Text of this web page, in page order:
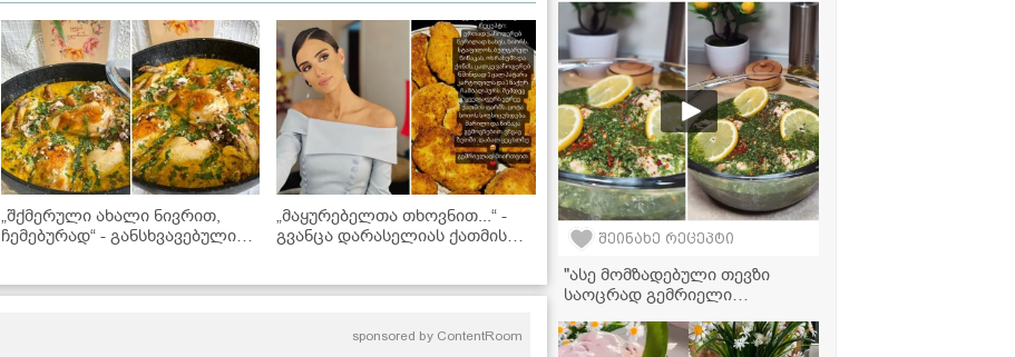
„შქმერული ახალი ნივრით,
ჩემებურად“ - განსხვავებული
„მაყურებელთა თხოვნით...“ -
გვანცა დარასელიას ქათმის
sponsored by ContentRoom
რეცეპტი
შეინახე რეცეპტი
"ასე მომზადებული თევზი
საოცრად გემრიელი
ქინძმარში